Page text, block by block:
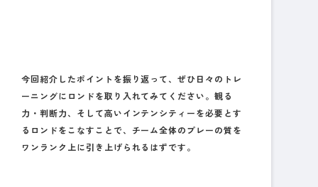
今回紹介したポイントを振り返って、ぜひ日々のトレ
ーニングにロンドを取り入れてみてください。観る
力・判断力、そして高いインテンシティーを必要とす
るロンドをこなすことで、チーム全体のプレーの質を
ワンランク上に引き上げられるはずです。